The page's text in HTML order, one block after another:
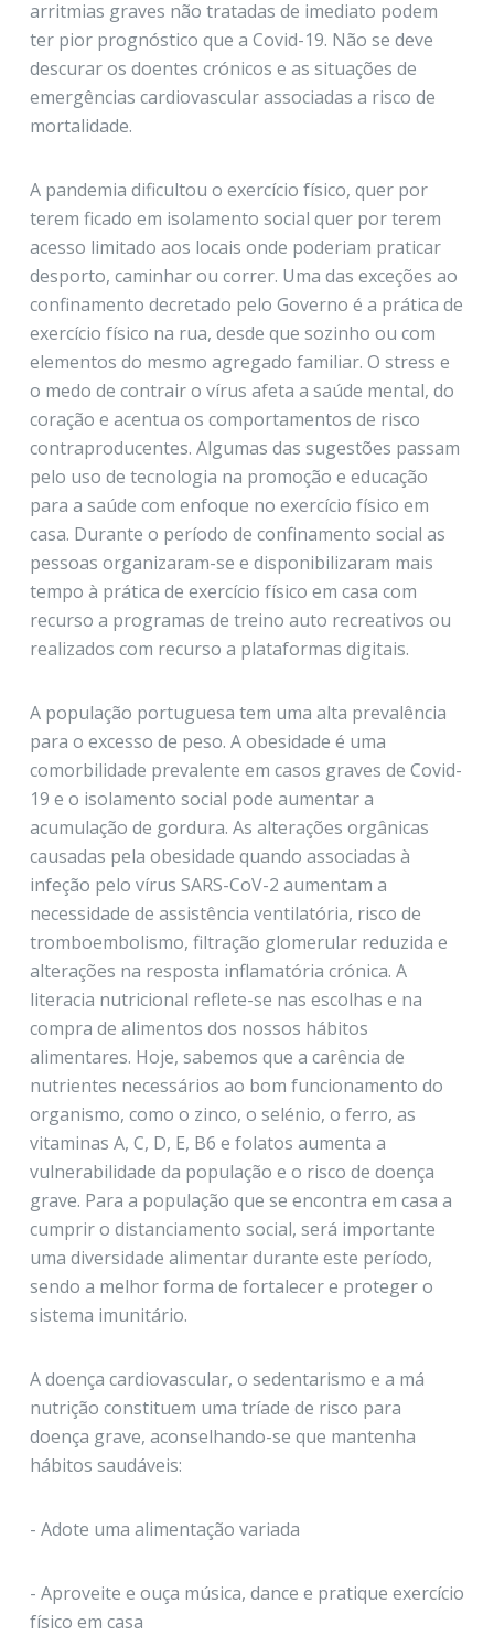
arritmias graves não tratadas de imediato podem
ter pior prognóstico que a Covid-19. Não se deve
descurar os doentes crónicos e as situações de
emergências cardiovascular associadas a risco de
mortalidade.
A pandemia dificultou o exercício físico, quer por
terem ficado em isolamento social quer por terem
acesso limitado aos locais onde poderiam praticar
desporto, caminhar ou correr. Uma das exceções ao
confinamento decretado pelo Governo é a prática de
exercício físico na rua, desde que sozinho ou com
elementos do mesmo agregado familiar. O stress e
o medo de contrair o vírus afeta a saúde mental, do
coração e acentua os comportamentos de risco
contraproducentes. Algumas das sugestões passam
pelo uso de tecnologia na promoção e educação
para a saúde com enfoque no exercício físico em
casa. Durante o período de confinamento social as
pessoas organizaram-se e disponibilizaram mais
tempo à prática de exercício físico em casa com
recurso a programas de treino auto recreativos ou
realizados com recurso a plataformas digitais.
A população portuguesa tem uma alta prevalência
para o excesso de peso. A obesidade é uma
comorbilidade prevalente em casos graves de Covid-
19 e o isolamento social pode aumentar a
acumulação de gordura. As alterações orgânicas
causadas pela obesidade quando associadas à
infeção pelo vírus SARS-CoV-2 aumentam a
necessidade de assistência ventilatória, risco de
tromboembolismo, filtração glomerular reduzida e
alterações na resposta inflamatória crónica. A
literacia nutricional reflete-se nas escolhas e na
compra de alimentos dos nossos hábitos
alimentares. Hoje, sabemos que a carência de
nutrientes necessários ao bom funcionamento do
organismo, como o zinco, o selénio, o ferro, as
vitaminas A, C, D, E, B6 e folatos aumenta a
vulnerabilidade da população e o risco de doença
grave. Para a população que se encontra em casa a
cumprir o distanciamento social, será importante
uma diversidade alimentar durante este período,
sendo a melhor forma de fortalecer e proteger o
sistema imunitário.
A doença cardiovascular, o sedentarismo e a má
nutrição constituem uma tríade de risco para
doença grave, aconselhando-se que mantenha
hábitos saudáveis:
- Adote uma alimentação variada
- Aproveite e ouça música, dance e pratique exercício
físico em casa